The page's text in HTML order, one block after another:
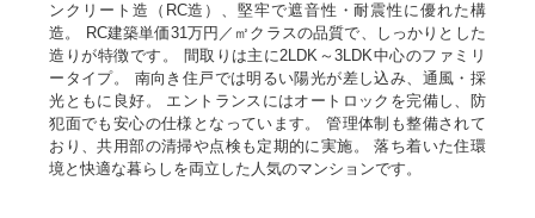
ンクリート造（RC造）、堅牢で遮音性・耐震性に優れた構
造。 RC建築単価31万円／㎡クラスの品質で、しっかりとした
造りが特徴です。 間取りは主に2LDK～3LDK中心のファミリ
ータイプ。 南向き住戸では明るい陽光が差し込み、通風・採
光ともに良好。 エントランスにはオートロックを完備し、防
犯面でも安心の仕様となっています。 管理体制も整備されて
おり、共用部の清掃や点検も定期的に実施。 落ち着いた住環
境と快適な暮らしを両立した人気のマンションです。